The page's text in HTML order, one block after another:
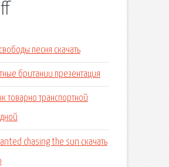
песня скачать
британии презентация
товарно транспортной
chasing the sun скачать